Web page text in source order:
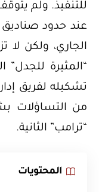
للتنفيذ. ولم
عند حدود صناديق
الجاري، ولكن لا
“المثيرة للجدل”
تشكيله لفريق
من التساؤلات
“ترامب” الثانية.
المحتويات